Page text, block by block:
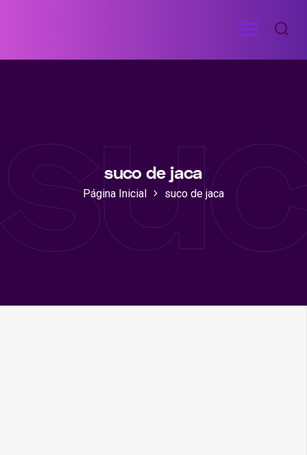
conteúdo
RECEITAS
ACADEMIA
Menu
suco de jaca
Página Inicial suco de jaca